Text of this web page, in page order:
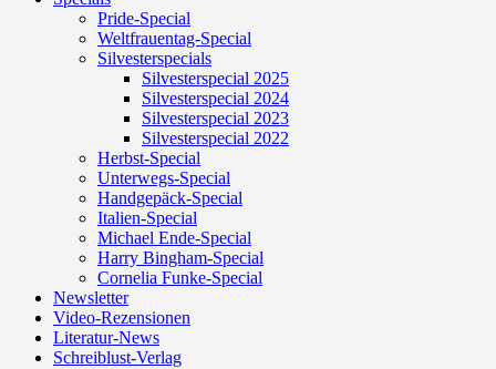
Pride-Special
Weltfrauentag-Special
Silvesterspecials
Silvesterspecial 2025
Silvesterspecial 2024
Silvesterspecial 2023
Silvesterspecial 2022
Herbst-Special
Unterwegs-Special
Handgepäck-Special
Italien-Special
Michael Ende-Special
Harry Bingham-Special
Cornelia Funke-Special
Newsletter
Video-Rezensionen
Literatur-News
Schreiblust-Verlag